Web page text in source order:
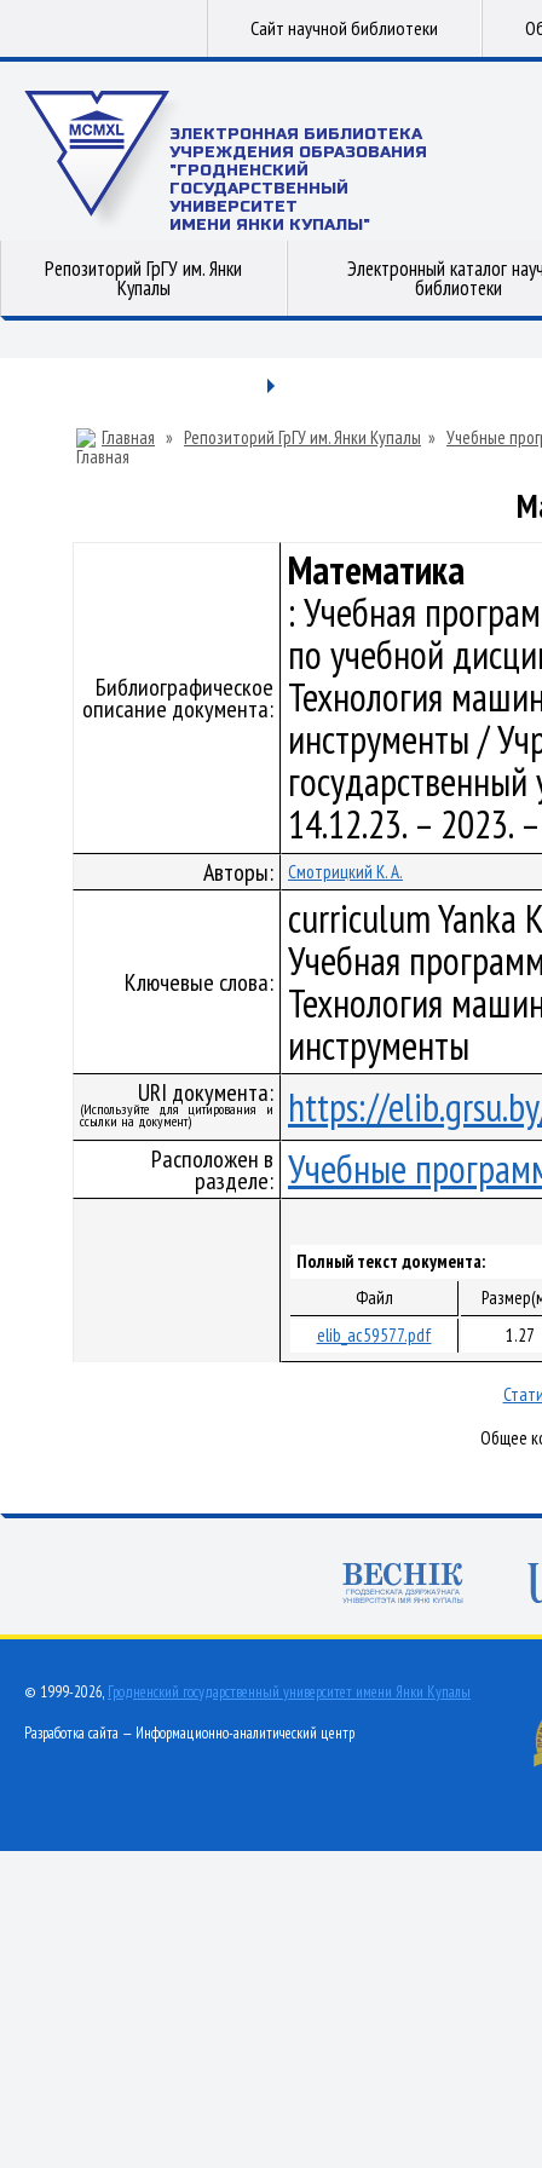
Сайт научной библиотеки
ЭЛЕКТРОННАЯ БИБЛИОТЕКА
УЧРЕЖДЕНИЯ ОБРАЗОВАНИЯ
"ГРОДНЕНСКИЙ
ГОСУДАРСТВЕННЫЙ
УНИВЕРСИТЕТ
ИМЕНИ ЯНКИ КУПАЛЫ"
Репозиторий ГрГУ им. Янки
Купалы
Электронный каталог
библиотеки
Главная » Репозиторий ГрГУ им. Янки Купалы » Учебные
Библиографическое
описание документа:
Математика
: Учебная
по учебной
Технология
инструменты /
14.12.23. –
Авторы: Смотрицкий К. А.
Ключевые слова:
curriculum Yanka
Учебная
Технология
инструменты
URI документа:
(Используйте для цитирования и
ссылки на документ) https://
Расположен в
разделе: Учебные
Полный текст документа:
Файл
elib_ac59577.pdf
1.27
Общее
© 1999-2026, Гродненский государственный университет имени Янки Купалы
Разработка сайта — Информационно-аналитический центр